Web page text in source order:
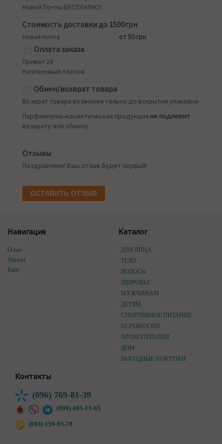
Новой Почты БЕСПЛАТНО!
Стоимость доставки до 1500грн
Новая почта от 50 грн
Оплата заказа
Приват 24
Наложенный платеж
Обмен/возврат товара
Возврат товара возможен только до вскрытия упаковки
Парфюмерно-косметическая продукция не подлежит
возврату или обмену
Отзывы
Поздравляем! Ваш отзыв будет первый!
ОСТАВИТЬ ОТЗЫВ
Навигация
О нас
Акции
Блог
Каталог
ДЛЯ ЛИЦА
ТЕЛО
ВОЛОСЫ
ЗДОРОВЬЕ
МУЖЧИНАМ
ДЕТЯМ
СПОРТИВНОЕ ПИТАНИЕ
SUPERFOODS
АРОМАТЕРАПИЯ
ДОМ
ВЫГОДНЫЕ ПОКУПКИ
Контакты
(096) 769-81-39
(099) 495-13-65
(093) 159-93-78